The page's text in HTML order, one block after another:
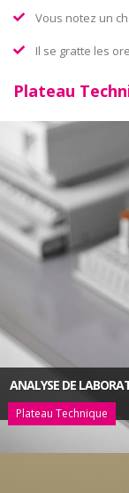
Vous notez un
Il se gratte les
Plateau
ANALYSE DE
Plateau Technique